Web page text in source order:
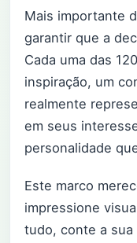
Mais importante
garantir que a
Cada uma das
inspiração, um
realmente
em seus
personalidade
Este marco
impressione
tudo, conte a